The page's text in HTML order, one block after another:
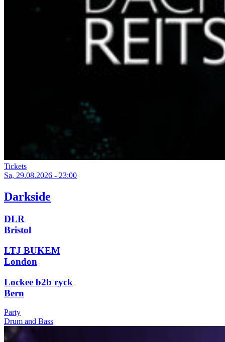
Tickets
Sa, 29.08.2026 - 23:00
Darkside
DLR
Bristol
LTJ BUKEM
London
Lockee b2b ryck
Bern
Party
Drum and Bass